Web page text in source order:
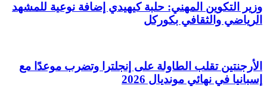
وزير التكوين المهني: حلبة كيهيدي إضافة نوعية للمشهد
الرياضي والثقافي بكوركل
الأرجنتين تقلب الطاولة على إنجلترا وتضرب موعدًا مع
إسبانيا في نهائي مونديال 2026